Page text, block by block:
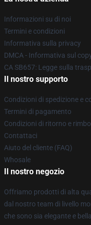
Informazioni su di noi
Termini e condizioni
Informativa sulla privacy
DMCA - Informativa sul
CA SB657: Legge sulla
Il nostro supporto
Condizioni di spedizione e
Termini di pagamento
Condizioni di ritorno e
Contattaci
Aiuto del cliente (FAQ)
Whosale
Il nostro negozio
Offriamo prodotti di alta
dal nostro team di livello
che sono sia elegante e